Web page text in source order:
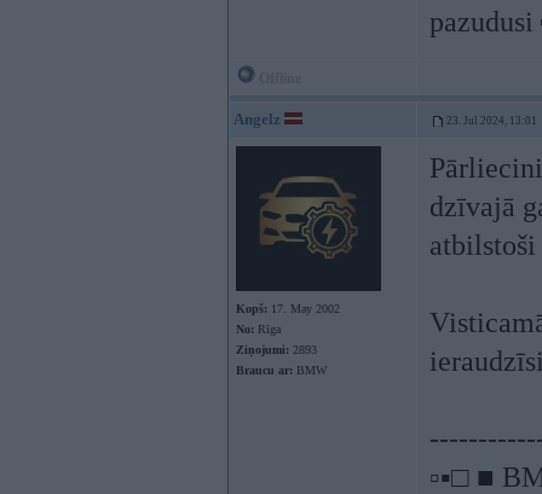
pazudusi
Angelz 23. Jul 2024, 13:01
Kopš: 17. May 2002
No: Rīga
Ziņojumi: 2893
Braucu ar: BMW
dzīvajā
atbilstoši
▫▪□ ■